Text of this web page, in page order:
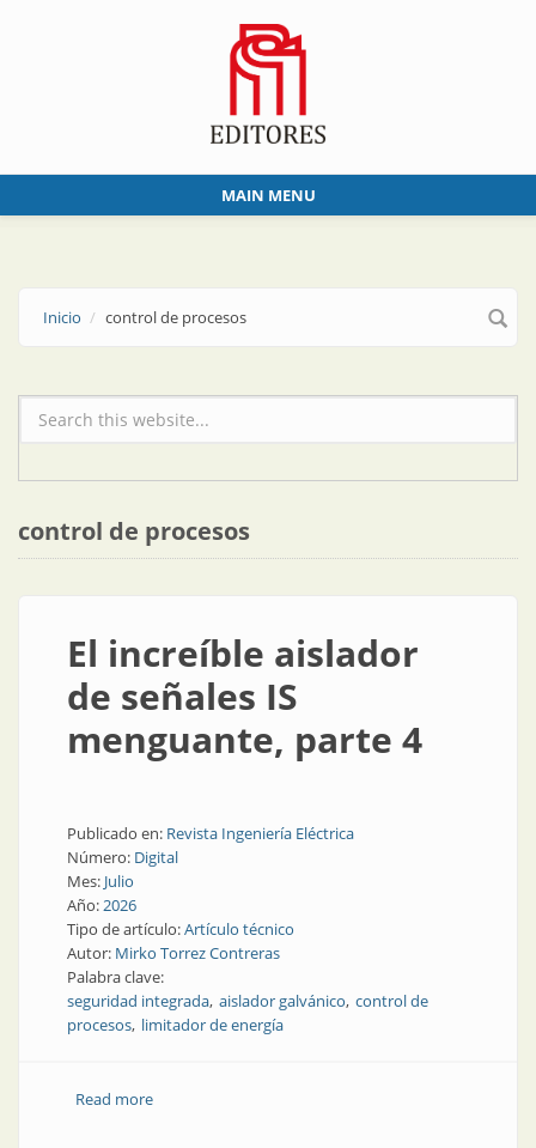
MAIN MENU
Inicio control de procesos
Formulario de búsqueda
control de procesos
El increíble aislador
de señales IS
menguante, parte 4
Publicado en: Revista Ingeniería Eléctrica
Número: Digital
Mes: Julio
Año:2026
Tipo de artículo:Artículo técnico
Autor: Mirko Torrez Contreras
Palabra clave:
seguridad integrada aislador galvánico control de
procesos limitador de energía
Read moreabout El increíble aislador de señales IS menguante,